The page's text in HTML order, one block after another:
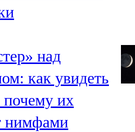
над
как увидеть
их
нимфами